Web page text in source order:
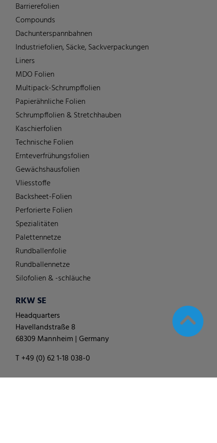
Barrierefolien
Compounds
Dachunterspannbahnen
Industriefolien, Säcke, Sackverpackungen
Liners
MDO Folien
Multipack-Schrumpffolien
Papierähnliche Folien
Schrumpffolien & Stretchhauben
Kaschierfolien
Technische Folien
Ernteverfrühungsfolien
Gewächshausfolien
Vliesstoffe
Backsheet-Folien
Perforierte Folien
Spezialitäten
Palettennetze
Rundballenfolie
Rundballennetze
Silofolien & -schläuche
RKW SE
Headquarters
Havellandstraße 8
68309 Mannheim | Germany
T +49 (0) 62 1-18 038-0